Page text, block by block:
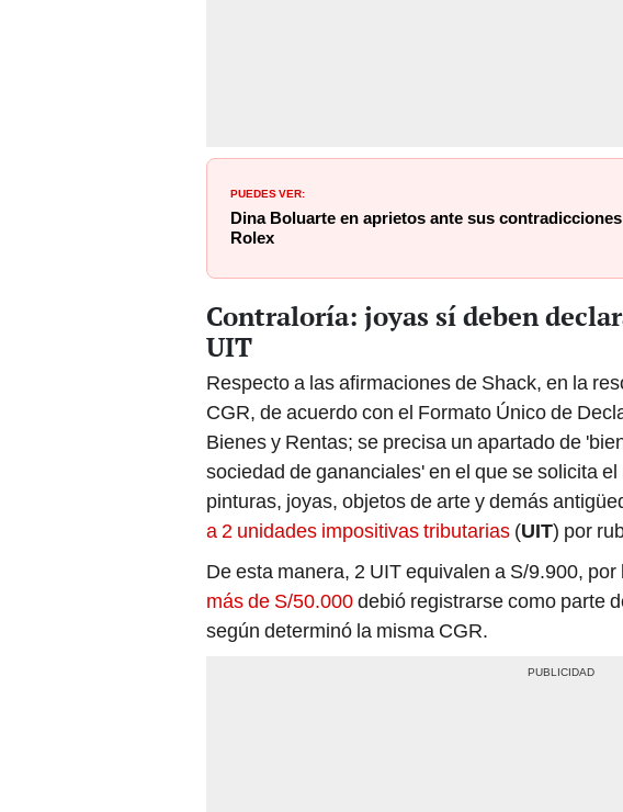
PUEDES VER:
Dina Boluarte en aprietos ante sus
Rolex
Contraloría: joyas sí deben
UIT
Respecto a las afirmaciones de Shack, en la
CGR, de acuerdo con el Formato Único de
Bienes y Rentas; se precisa un apartado de
sociedad de gananciales' en el que se solicita
pinturas, joyas, objetos de arte y demás
a 2 unidades impositivas tributarias (UIT) por
De esta manera, 2 UIT equivalen a S/9.900, por
más de S/50.000debió registrarse como parte
según determinó la misma CGR.